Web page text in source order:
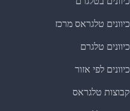
כיוונים טלגראס מרכז
כיוונים טלגרם
כיוונים לפי אזור
קבוצות טלגראס